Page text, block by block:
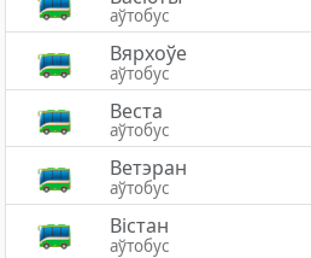
аўтобус
Вярхоўе
аўтобус
Веста
аўтобус
Ветэран
аўтобус
Вістан
аўтобус